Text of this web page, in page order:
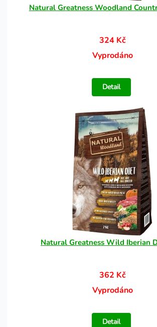
Natural Greatness Woodland
324 Kč
Vyprodáno
Detail
Natural Greatness Wild Iberian
362 Kč
Vyprodáno
Detail